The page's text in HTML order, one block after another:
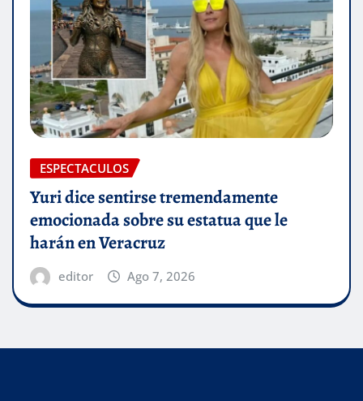
ESPECTACULOS
Yuri dice sentirse tremendamente
emocionada sobre su estatua que le
harán en Veracruz
editor Ago 7, 2026